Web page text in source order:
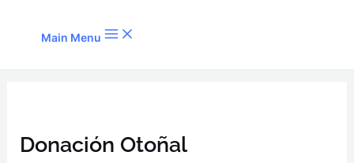
Main Menu
Donación Otoñal